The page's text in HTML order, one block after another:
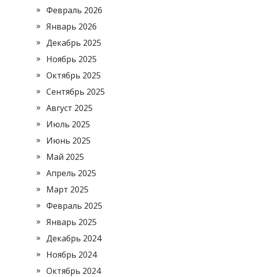
Февраль 2026
Январь 2026
Декабрь 2025
Ноябрь 2025
Октябрь 2025
Сентябрь 2025
Август 2025
Июль 2025
Июнь 2025
Май 2025
Апрель 2025
Март 2025
Февраль 2025
Январь 2025
Декабрь 2024
Ноябрь 2024
Октябрь 2024